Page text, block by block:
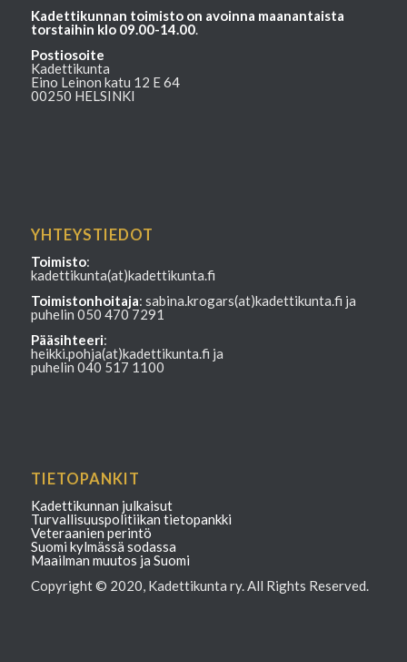
Kadettikunnan toimisto on avoinna maanantaista
torstaihin klo 09.00-14.00.
Postiosoite
Kadettikunta
Eino Leinon katu 12 E 64
00250 HELSINKI
YHTEYSTIEDOT
Toimisto:
kadettikunta(at)kadettikunta.fi
Toimistonhoitaja: sabina.krogars(at)kadettikunta.fi ja
puhelin 050 470 7291
Pääsihteeri:
heikki.pohja(at)kadettikunta.fi ja
puhelin 040 517 1100
TIETOPANKIT
Kadettikunnan julkaisut
Turvallisuuspolitiikan tietopankki
Veteraanien perintö
Suomi kylmässä sodassa
Maailman muutos ja Suomi
Copyright © 2020, Kadettikunta ry. All Rights Reserved.